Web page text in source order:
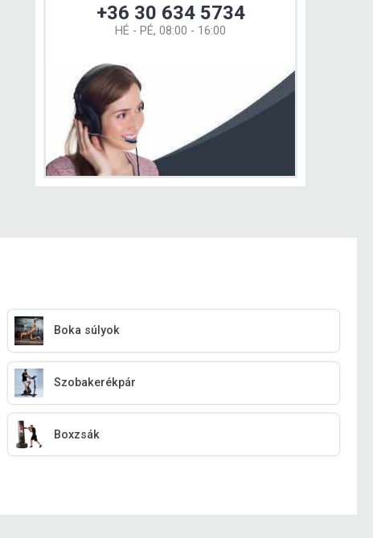
+36 30 634 5734
HÉ - PÉ, 08:00 - 16:00
Boka súlyok
Szobakerékpár
Boxzsák